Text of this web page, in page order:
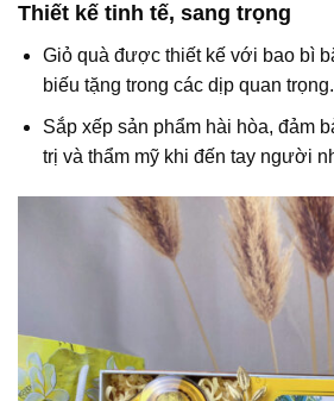
Thiết kế tinh tế, sang trọng
Giỏ quà được thiết kế với bao bì
biếu tặng trong các dịp quan trọng.
Sắp xếp sản phẩm hài hòa, đảm
trị và thẩm mỹ khi đến tay người